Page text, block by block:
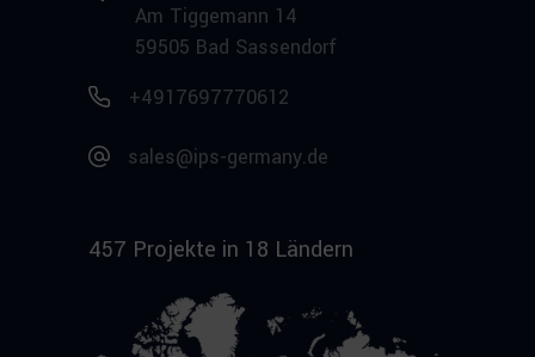
Am Tiggemann 14
59505 Bad Sassendorf
+4917697770612
sales@ips-germany.de
457 Projekte in 18 Ländern